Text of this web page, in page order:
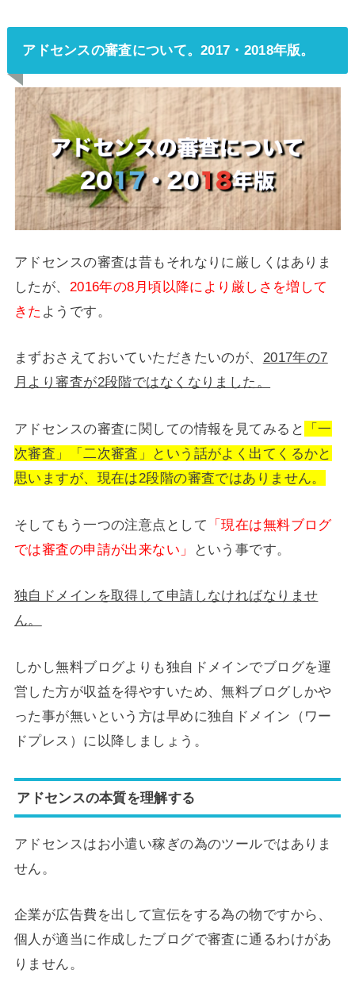
アドセンスの審査について。2017・2018年版。
アドセンスの審査は昔もそれなりに厳しくはありま
したが、 2016年の8月頃以降により厳しさを増して
きた ようです。
まずおさえておいていただきたいのが、 2017年の7
月より審査が2段階ではなくなりました。
アドセンスの審査に関しての情報を見てみると
「一
次審査」「二次審査」という話がよく出てくるかと
思いますが、現在は2段階の審査ではありません。
そしてもう一つの注意点として 「現在は無料ブログ
では審査の申請が出来ない」
という事です。
独自ドメインを取得して申請しなければなりませ
ん。
しかし無料ブログよりも独自ドメインでブログを運
営した方が収益を得やすいため、無料ブログしかや
った事が無いという方は早めに独自ドメイン（ワー
ドプレス）に以降しましょう。
アドセンスの本質を理解する
アドセンスはお小遣い稼ぎの為のツールではありま
せん。
企業が広告費を出して宣伝をする為の物ですから、
個人が適当に作成したブログで審査に通るわけがあ
りません。